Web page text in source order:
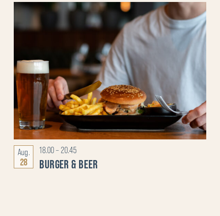
LIST
OF
VERANSTALTUNGEN
IN
PHOTO
VIEW
Aug.
28 BURGER & BEER
18.00–20.45